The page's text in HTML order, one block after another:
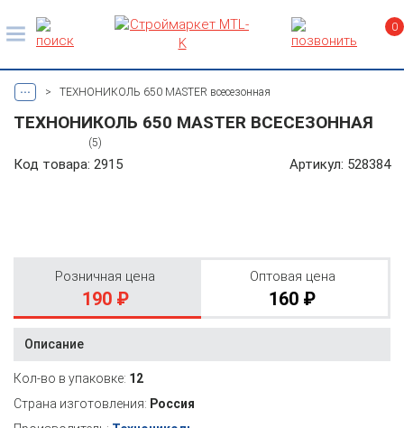
0
... > ТЕХНОНИКОЛЬ 650 MASTER всесезонная
ТЕХНОНИКОЛЬ 650 MASTER ВСЕСЕЗОННАЯ
(5)
Код товара: 2915 Артикул: 528384
Розничная цена
190 ₽
Оптовая цена
160 ₽
Описание
Кол-во в упаковке: 12
Страна изготовления: Россия